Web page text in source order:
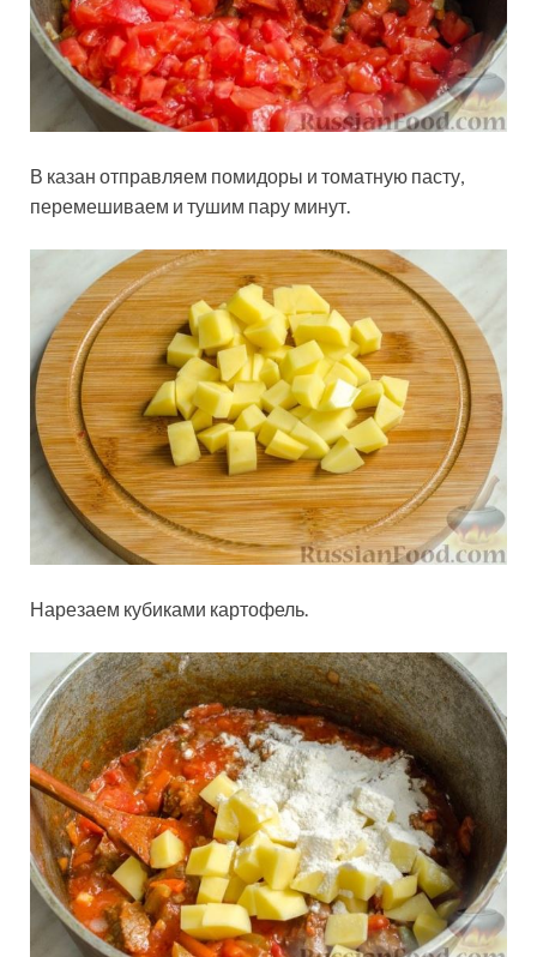
В казан отправляем помидоры и томатную пасту,
перемешиваем и тушим пару минут.
Нарезаем кубиками картофель.